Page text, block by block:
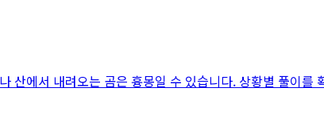
산에서 내려오는 곰은 흉몽일 수 있습니다. 상황별 풀이를